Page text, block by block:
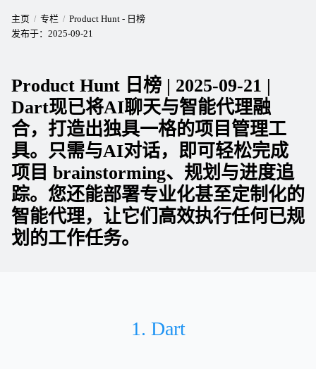
主页 专栏
Product Hunt - 日榜
发布于： 2025-09-21
Product Hunt 日榜 | 2025-09-21 |
Dart现已将AI聊天与智能代理融
合，打造出独具一格的项目管理工
具。只需与AI对话，即可轻松完成
项目 brainstorming、规划与进度追
踪。您还能部署专业化甚至定制化的
智能代理，让它们高效执行任何已规
划的工作任务。
1. Dart